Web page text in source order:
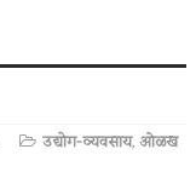
‘ढोल’ नृत्य
उद्योग-व्यवसाय,ओळख